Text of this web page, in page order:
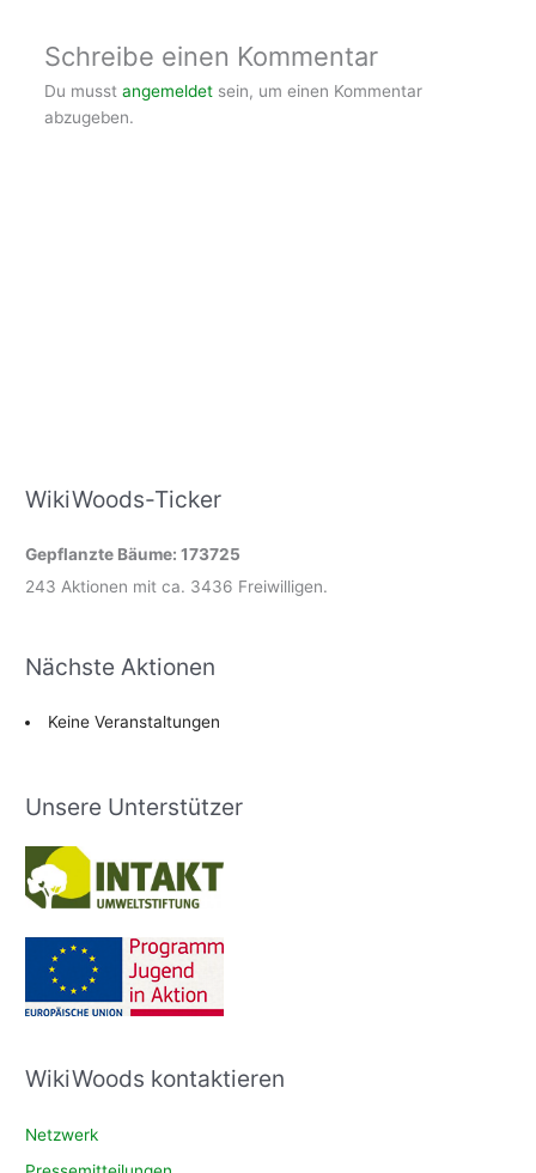
Schreibe einen Kommentar
Du musst angemeldetsein, um einen Kommentar
abzugeben.
WikiWoods-Ticker
Gepflanzte Bäume: 173725
243 Aktionen mit ca. 3436 Freiwilligen.
Nächste Aktionen
Keine Veranstaltungen
Unsere Unterstützer
WikiWoods kontaktieren
Netzwerk